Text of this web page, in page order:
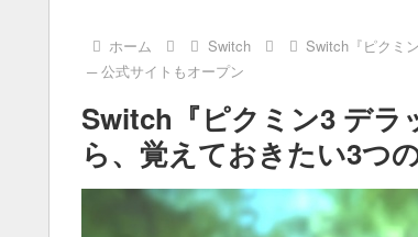
ホーム Switch
Switch『ピクミ
─ 公式サイトもオープン
Switch『ピクミン3 デラ
ら、覚えておきたい3つ